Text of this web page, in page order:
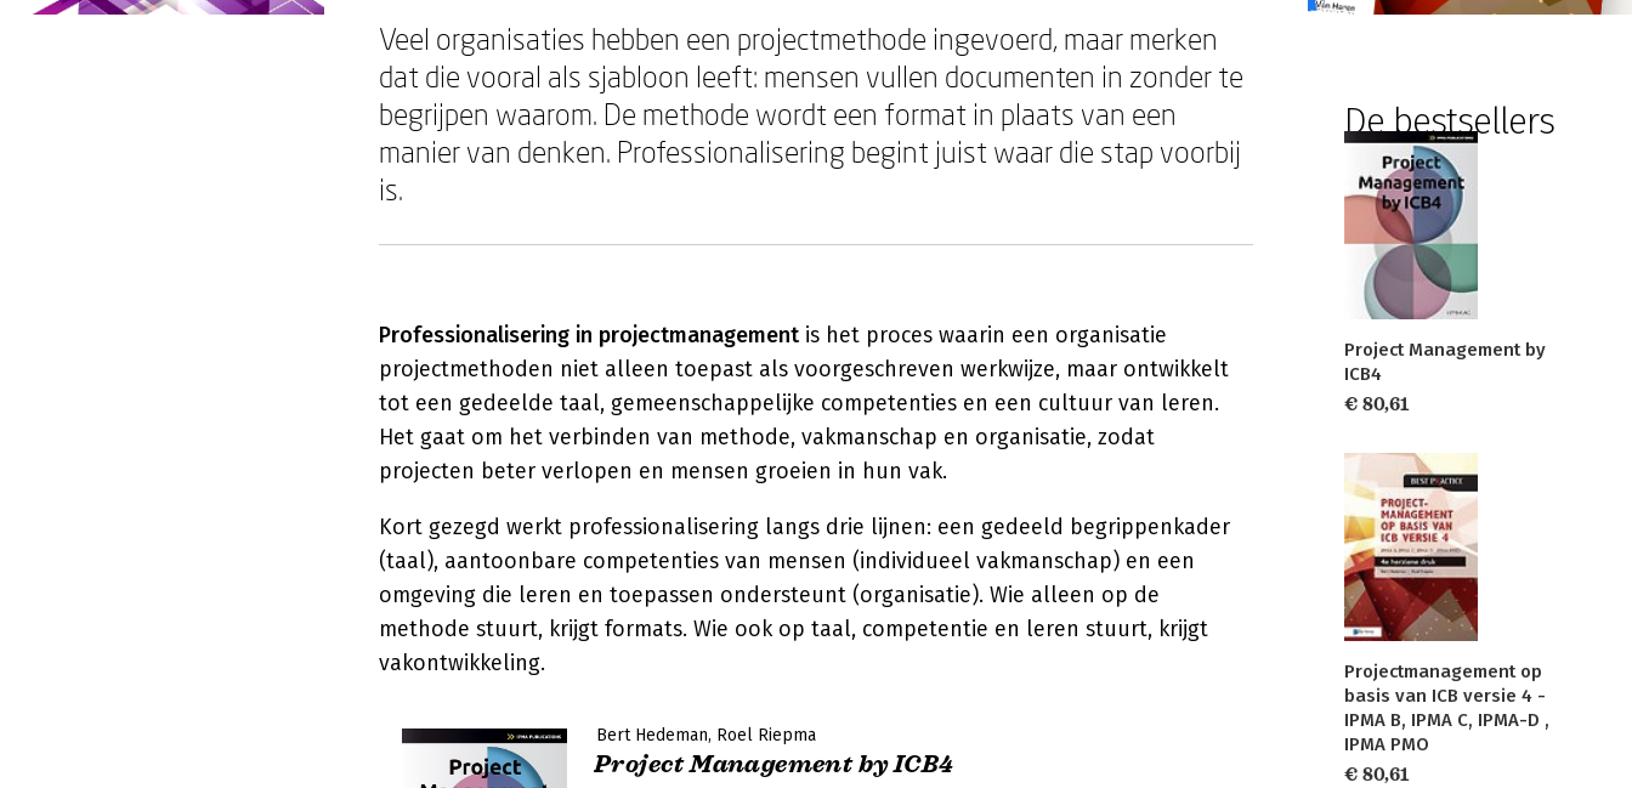
Veel organisaties hebben een projectmethode ingevoerd, maar merken
dat die vooral als sjabloon leeft: mensen vullen documenten in zonder te
begrijpen waarom. De methode wordt een format in plaats van een
manier van denken. Professionalisering begint juist waar die stap voorbij
is.
Professionalisering in projectmanagement is het proces waarin een organisatie
projectmethoden niet alleen toepast als voorgeschreven werkwijze, maar ontwikkelt
tot een gedeelde taal, gemeenschappelijke competenties en een cultuur van leren.
Het gaat om het verbinden van methode, vakmanschap en organisatie, zodat
projecten beter verlopen en mensen groeien in hun vak.
Kort gezegd werkt professionalisering langs drie lijnen: een gedeeld begrippenkader
(taal), aantoonbare competenties van mensen (individueel vakmanschap) en een
omgeving die leren en toepassen ondersteunt (organisatie). Wie alleen op de
methode stuurt, krijgt formats. Wie ook op taal, competentie en leren stuurt, krijgt
vakontwikkeling.
Bert Hedeman Roel Riepma
Project Management by ICB4
De bestsellers
Project Management by
ICB4
€ 80,61
Projectmanagement op
basis van ICB versie 4 -
IPMA B, IPMA C, IPMA-D ,
IPMA PMO
€ 80,61